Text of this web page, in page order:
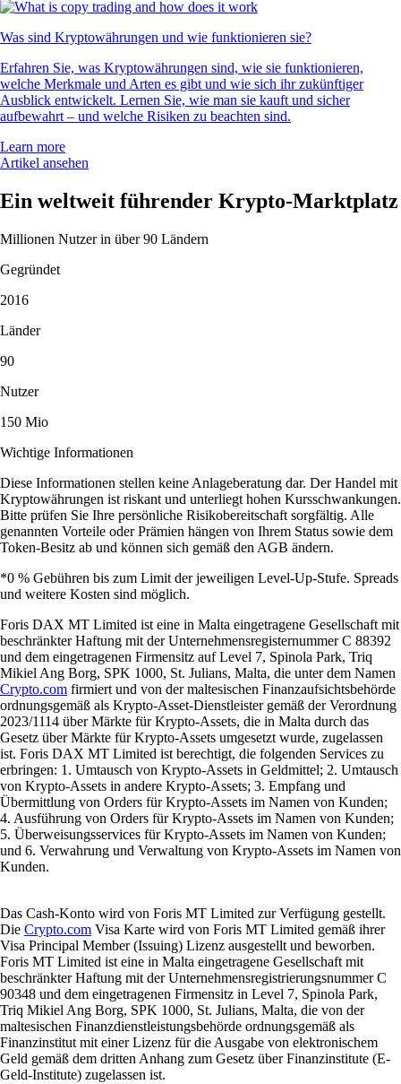
Was sind Kryptowährungen und wie funktionieren sie?
Erfahren Sie, was Kryptowährungen sind, wie sie funktionieren,
welche Merkmale und Arten es gibt und wie sich ihr zukünftiger
Ausblick entwickelt. Lernen Sie, wie man sie kauft und sicher
aufbewahrt – und welche Risiken zu beachten sind.
Learn more
Artikel ansehen
Ein weltweit führender Krypto-Marktplatz
Millionen Nutzer in über 90 Ländern
Gegründet
2016
Länder
90
Nutzer
150 Mio
Wichtige Informationen
Diese Informationen stellen keine Anlageberatung dar. Der Handel mit
Kryptowährungen ist riskant und unterliegt hohen Kursschwankungen.
Bitte prüfen Sie Ihre persönliche Risikobereitschaft sorgfältig. Alle
genannten Vorteile oder Prämien hängen von Ihrem Status sowie dem
Token-Besitz ab und können sich gemäß den AGB ändern.
*0 % Gebühren bis zum Limit der jeweiligen Level-Up-Stufe. Spreads
und weitere Kosten sind möglich.
Foris DAX MT Limited ist eine in Malta eingetragene Gesellschaft mit
beschränkter Haftung mit der Unternehmensregisternummer C 88392
und dem eingetragenen Firmensitz auf Level 7, Spinola Park, Triq
Mikiel Ang Borg, SPK 1000, St. Julians, Malta, die unter dem Namen
Crypto.com firmiert und von der maltesischen Finanzaufsichtsbehörde
ordnungsgemäß als Krypto-Asset-Dienstleister gemäß der Verordnung
2023/1114 über Märkte für Krypto-Assets, die in Malta durch das
Gesetz über Märkte für Krypto-Assets umgesetzt wurde, zugelassen
ist. Foris DAX MT Limited ist berechtigt, die folgenden Services zu
erbringen: 1. Umtausch von Krypto-Assets in Geldmittel; 2. Umtausch
von Krypto-Assets in andere Krypto-Assets; 3. Empfang und
Übermittlung von Orders für Krypto-Assets im Namen von Kunden;
4. Ausführung von Orders für Krypto-Assets im Namen von Kunden;
5. Überweisungsservices für Krypto-Assets im Namen von Kunden;
und 6. Verwahrung und Verwaltung von Krypto-Assets im Namen von
Kunden.
Das Cash-Konto wird von Foris MT Limited zur Verfügung gestellt.
Die Crypto.com Visa Karte wird von Foris MT Limited gemäß ihrer
Visa Principal Member (Issuing) Lizenz ausgestellt und beworben.
Foris MT Limited ist eine in Malta eingetragene Gesellschaft mit
beschränkter Haftung mit der Unternehmensregistrierungsnummer C
90348 und dem eingetragenen Firmensitz in Level 7, Spinola Park,
Triq Mikiel Ang Borg, SPK 1000, St. Julians, Malta, die von der
maltesischen Finanzdienstleistungsbehörde ordnungsgemäß als
Finanzinstitut mit einer Lizenz für die Ausgabe von elektronischem
Geld gemäß dem dritten Anhang zum Gesetz über Finanzinstitute (E-
Geld-Institute) zugelassen ist.